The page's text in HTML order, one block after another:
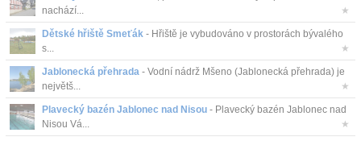
nachází...
★
Dětské hřiště Smeťák - Hřiště je vybudováno v prostorách bývalého
s...
★
Jablonecká přehrada - Vodní nádrž Mšeno (Jablonecká přehrada) je
největš...
★
Plavecký bazén Jablonec nad Nisou - Plavecký bazén Jablonec nad
Nisou Vá...
★